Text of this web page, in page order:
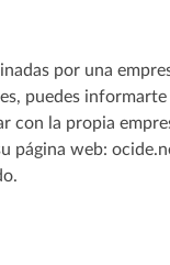
por una
puedes
con la propia
página web: